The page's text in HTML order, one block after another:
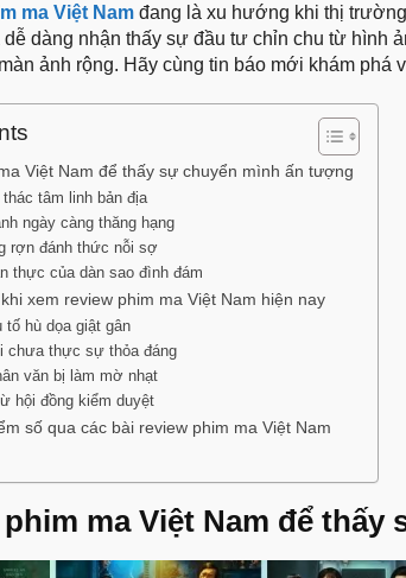
ma Việt Nam đang là xu hướng khi thị
dàng nhận thấy sự đầu tư chỉn chu từ hình
ảnh rộng. Hãy cùng tin báo mới khám phá
Việt Nam để thấy sự chuyển mình ấn tượng
tâm linh bản địa
ngày càng thăng hạng
rợn đánh thức nỗi sợ
thực của dàn sao đình đám
xem review phim ma Việt Nam hiện nay
tố hù dọa giật gân
chưa thực sự thỏa đáng
văn bị làm mờ nhạt
hội đồng kiểm duyệt
số qua các bài review phim ma Việt Nam
ma Việt Nam để